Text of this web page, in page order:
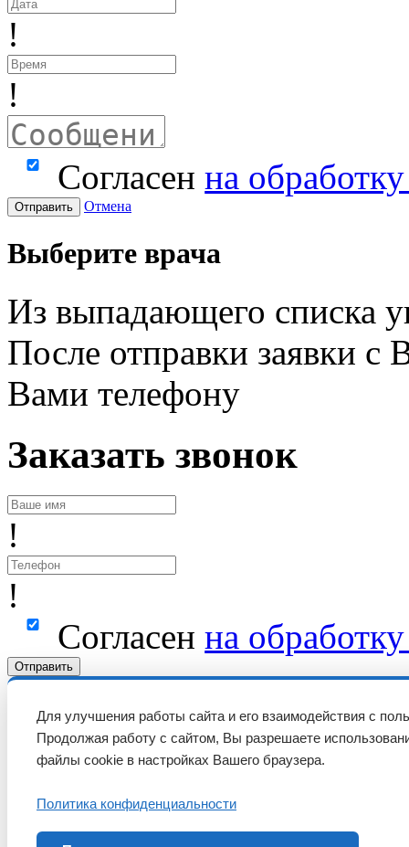
!
!
Согласенна
Отправить Отмена
Выберите врача
Из выпадающего списка
После отправки заявки с
Вами телефону
Заказать звонок
!
!
Согласенна
Отправить
Для улучшения работы сайта и его взаимодействия с
Продолжая работу с сайтом, Вы разрешаете
файлы cookie в настройках Вашего браузера.
Политика конфиденциальности